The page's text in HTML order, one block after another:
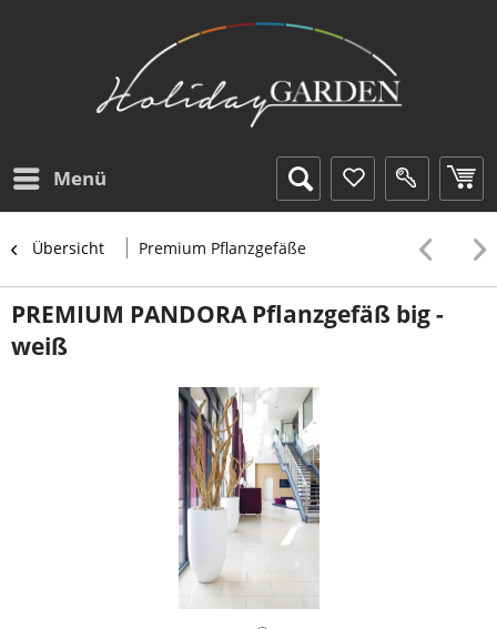
Menü
Übersicht Premium Pflanzgefäße
PREMIUM PANDORA Pflanzgefäß big -
weiß